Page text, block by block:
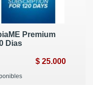
Premium
Dias
$ 25.000